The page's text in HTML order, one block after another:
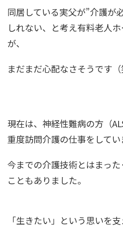
同居している実父が”介護が
しれない、と考え有料老人
が、
まだまだ心配なさそうです（
現在は、神経性難病の方（
重度訪問介護の仕事をしてい
今までの介護技術とはまっ
こともありました。
「生きたい」という思いを支